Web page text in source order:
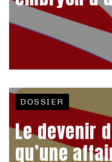
DOSSIER
Le devenir
qu’une